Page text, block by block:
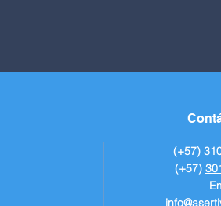
(+57)
(+57)